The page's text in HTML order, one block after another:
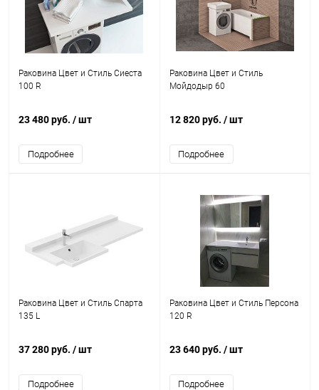
Раковина Цвет и Стиль Сиеста
100 R
23 480 руб. / шт
Подробнее
Раковина Цвет и Стиль
Мойдодыр 60
12 820 руб. / шт
Подробнее
Раковина Цвет и Стиль Спарта
135 L
37 280 руб. / шт
Подробнее
Раковина Цвет и Стиль Персона
120 R
23 640 руб. / шт
Подробнее